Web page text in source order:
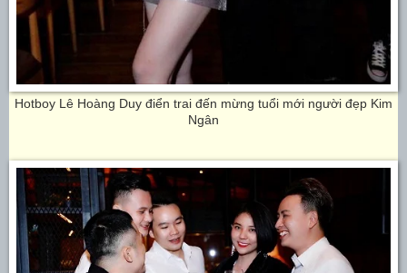
Hotboy Lê Hoàng Duy điển trai đến mừng tuổi mới người đẹp Kim
Ngân